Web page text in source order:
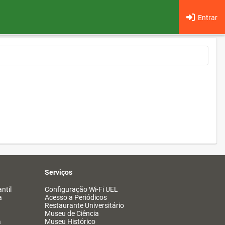
Entrar
Serviços
Configuração Wi-Fi UEL
Acesso a Periódicos
Restaurante Universitário
Museu de Ciência
Museu Histórico